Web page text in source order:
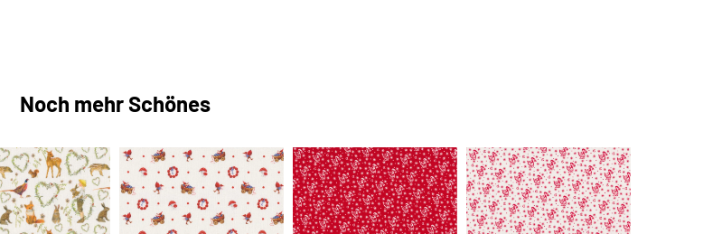
Noch mehr Schönes